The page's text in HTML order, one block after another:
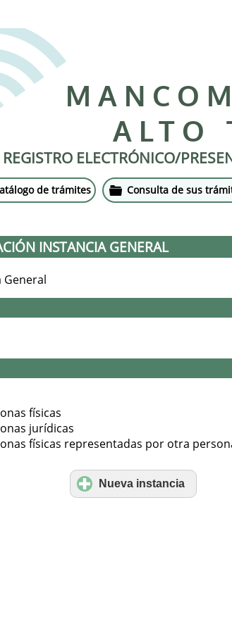
ALTO
REGISTRO ELECTRÓNICO/
de trámites Consulta de sus
INSTANCIA GENERAL
físicas
jurídicas
físicas representadas por otra
Nueva instancia